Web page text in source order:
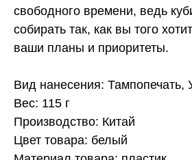
свободного времени, ведь
собирать так, как вы того
ваши планы и приоритеты.
Вид нанесения: Тампопечать,
Вес: 115 г
Производство: Китай
Цвет товара: белый